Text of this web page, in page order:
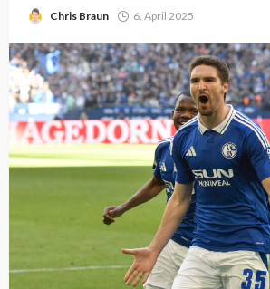
Chris Braun 6. April 2025